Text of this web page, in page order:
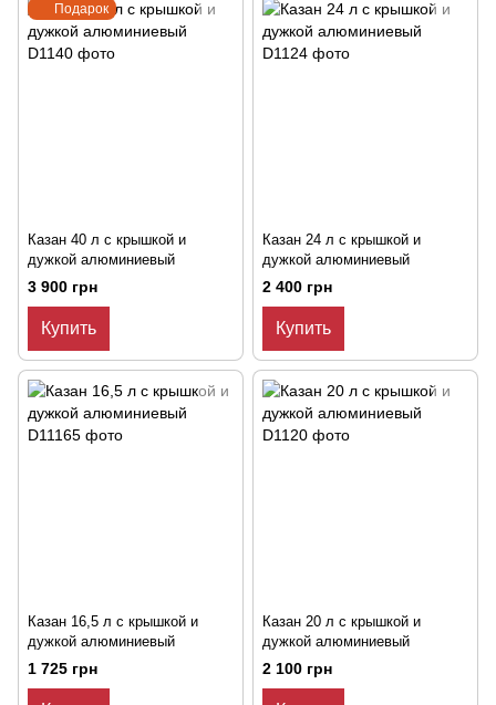
Подарок
Казан 40 л с крышкой и
дужкой алюминиевый
3 900 грн
Купить
Казан 24 л с крышкой и
дужкой алюминиевый
2 400 грн
Купить
Казан 16,5 л с крышкой и
дужкой алюминиевый
1 725 грн
Казан 20 л с крышкой и
дужкой алюминиевый
2 100 грн